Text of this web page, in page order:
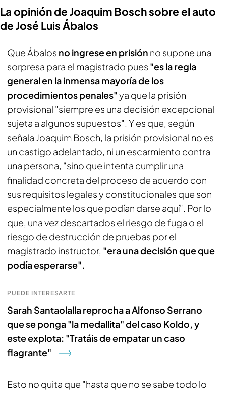
La opinión de Joaquim Bosch sobre el auto
de José Luis Ábalos
Que Ábalos no ingrese en prisión no supone una
sorpresa para el magistrado pues "es la regla
general en la inmensa mayoría de los
procedimientos penales"ya que la prisión
provisional "siempre es una decisión excepcional
sujeta a algunos supuestos". Y es que, según
señala Joaquim Bosch, la prisión provisional no es
un castigo adelantado, ni un escarmiento contra
una persona, "sino que intenta cumplir una
finalidad concreta del proceso de acuerdo con
sus requisitos legales y constitucionales que son
especialmente los que podían darse aquí". Por lo
que, una vez descartados el riesgo de fuga o el
riesgo de destrucción de pruebas por el
magistrado instructor, "era una decisión que que
podía esperarse".
PUEDE INTERESARTE
Sarah Santaolalla reprocha a Alfonso Serrano
que se ponga "la medallita" del caso Koldo, y
este explota: "Tratáis de empatar un caso
flagrante"
Esto no quita que "hasta que no se sabe todo lo